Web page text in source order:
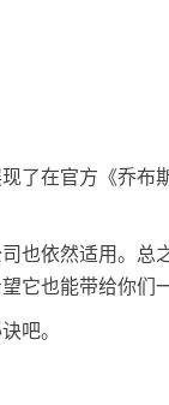
了在官方《乔布
也依然适用。总
它也能带给你们
吧。